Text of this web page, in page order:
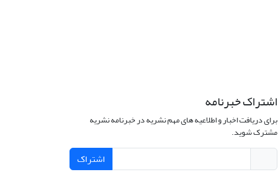
اشتراک خبرنامه
برای دریافت اخبار و اطلاعیه های مهم نشریه در خبرنامه نشریه
مشترک شوید.
اشتراک